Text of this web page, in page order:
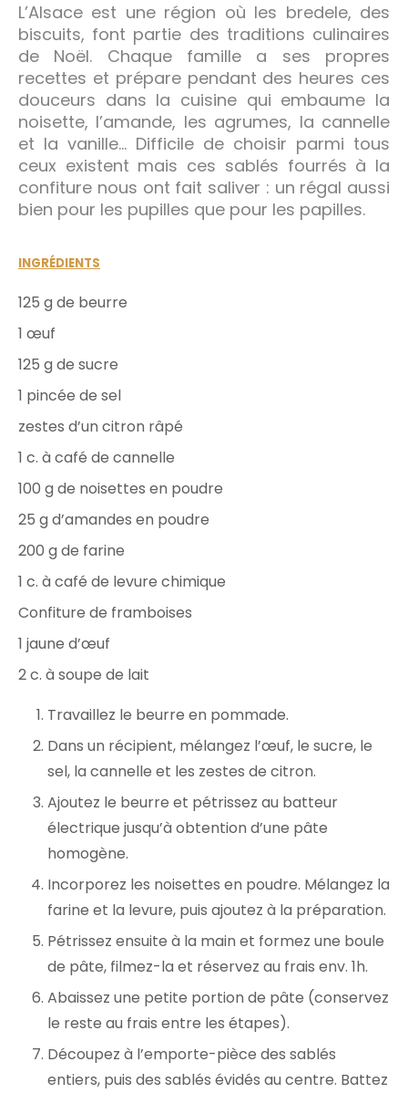
L’Alsace est une région où les bredele, des
biscuits, font partie des traditions culinaires
de Noël. Chaque famille a ses propres
recettes et prépare pendant des heures ces
douceurs dans la cuisine qui embaume la
noisette, l’amande, les agrumes, la cannelle
et la vanille… Difficile de choisir parmi tous
ceux existent mais ces sablés fourrés à la
confiture nous ont fait saliver : un régal aussi
bien pour les pupilles que pour les papilles.
INGRÉDIENTS
125 g de beurre
1 œuf
125 g de sucre
1 pincée de sel
zestes d’un citron râpé
1 c. à café de cannelle
100 g de noisettes en poudre
25 g d’amandes en poudre
200 g de farine
1 c. à café de levure chimique
Confiture de framboises
1 jaune d’œuf
2 c. à soupe de lait
Travaillez le beurre en pommade.
Dans un récipient, mélangez l’œuf, le sucre, le
sel, la cannelle et les zestes de citron.
Ajoutez le beurre et pétrissez au batteur
électrique jusqu’à obtention d’une pâte
homogène.
Incorporez les noisettes en poudre. Mélangez la
farine et la levure, puis ajoutez à la préparation.
Pétrissez ensuite à la main et formez une boule
de pâte, filmez-la et réservez au frais env. 1h.
Abaissez une petite portion de pâte (conservez
le reste au frais entre les étapes).
Découpez à l’emporte-pièce des sablés
entiers, puis des sablés évidés au centre. Battez